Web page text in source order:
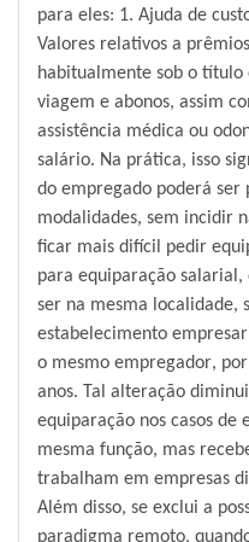
para eles: 1. Ajuda de
Valores relativos a
habitualmente sob o título
viagem e abonos, assim
assistência médica ou
salário. Na prática, isso
do empregado poderá ser
modalidades, sem incidir
ficar mais difícil pedir
para equiparação
ser na mesma
estabelecimento
o mesmo empregador,
anos. Tal alteração
equiparação nos casos de
mesma função, mas
trabalham em empresas
Além disso, se exclui a
paradigma remoto,